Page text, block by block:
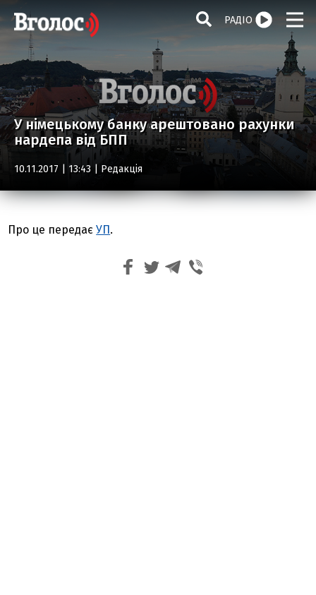
РАДІО
У німецькому банку арештовано рахунки
нардепа від БПП
10.11.2017 | 13:43 | Редакція
Про це передаєУП.